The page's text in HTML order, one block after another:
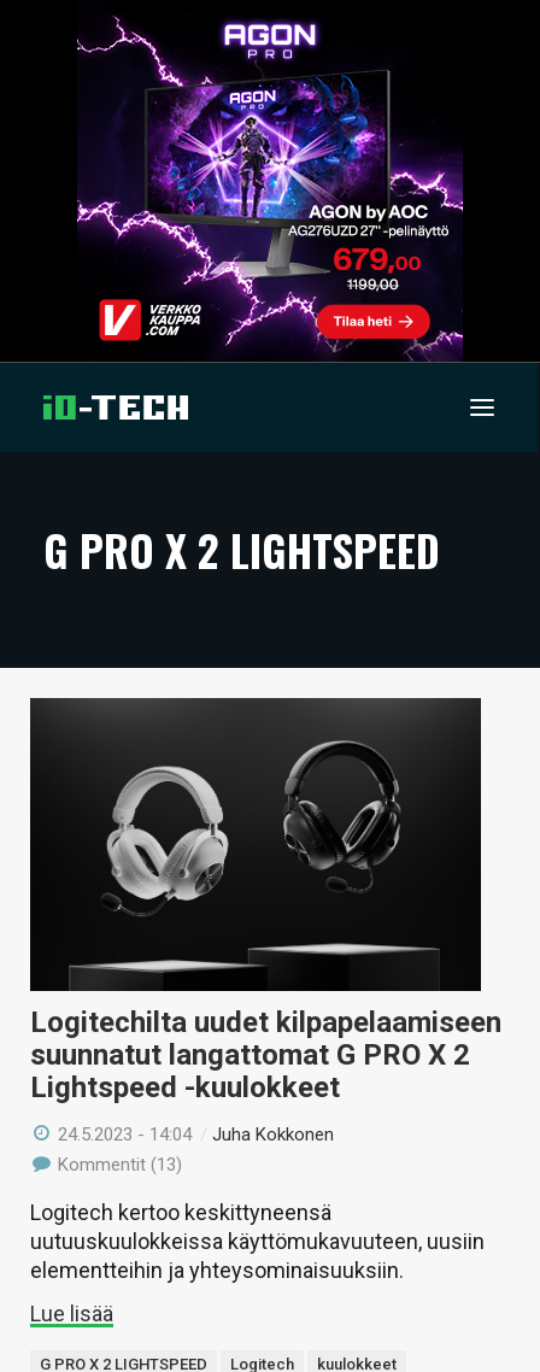
ARTIKKELIT
TECHBBS
VAIHDA TEEMA
HAKU
G PRO X 2 LIGHTSPEED
Logitechilta uudet kilpapelaamiseen
suunnatut langattomat G PRO X 2
Lightspeed -kuulokkeet
24.5.2023 - 14:04 /Juha Kokkonen
Kommentit (13)
Logitech kertoo keskittyneensä
uutuuskuulokkeissa käyttömukavuuteen, uusiin
elementteihin ja yhteysominaisuuksiin.
Lue lisää
G PRO X 2 LIGHTSPEED Logitech
kuulokkeet